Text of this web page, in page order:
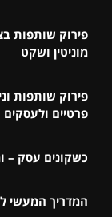
פירוק שותפות
מוניטין ושקט
פירוק שותפות
פרטיים ולעסקים
כשקונים עסק
המדריך המעשי